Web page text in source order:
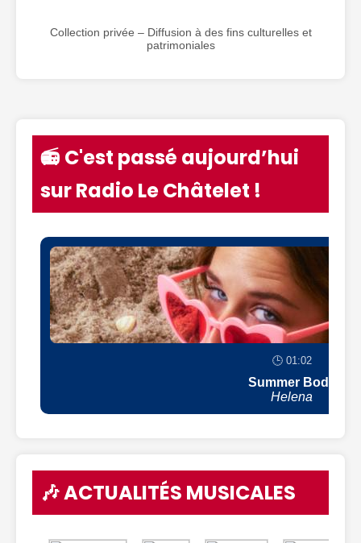
Collection privée – Diffusion à des fins culturelles et
patrimoniales
📻 C'est passé aujourd’hui
sur Radio Le Châtelet !
🕒 01:02
Summer Body
Helena
🎶 ACTUALITÉS MUSICALES